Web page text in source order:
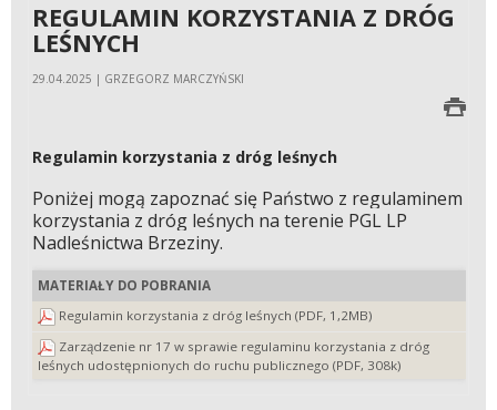
REGULAMIN KORZYSTANIA Z DRÓG
LEŚNYCH
29.04.2025 | GRZEGORZ MARCZYŃSKI
Regulamin korzystania z dróg leśnych
Poniżej mogą zapoznać się Państwo z regulaminem
korzystania z dróg leśnych na terenie PGL LP
Nadleśnictwa Brzeziny.
MATERIAŁY DO POBRANIA
Regulamin korzystania z dróg leśnych (PDF, 1,2MB)
Zarządzenie nr 17 w sprawie regulaminu korzystania z dróg
leśnych udostępnionych do ruchu publicznego (PDF, 308k)